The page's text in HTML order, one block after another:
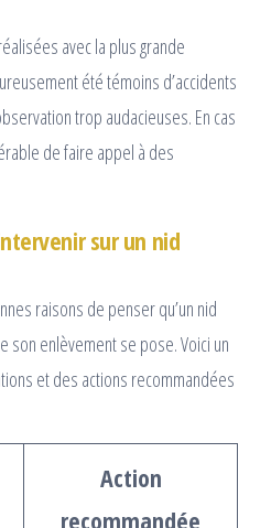
avec la plus grande
été témoins d’accidents
trop audacieuses. En cas
de faire appel à des
sur un nid
raisons de penser qu’un nid
son enlèvement se pose. Voici un
et des actions recommandées
Action
recommandée